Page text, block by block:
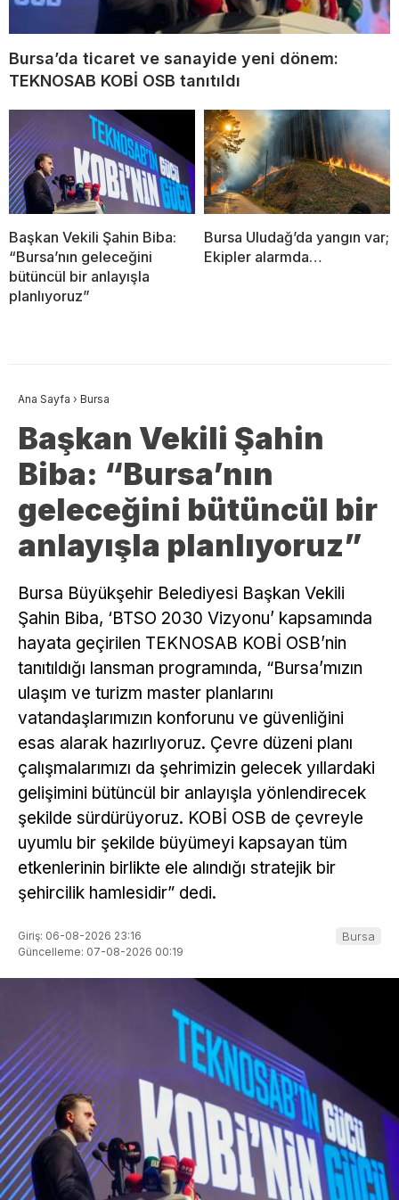
Bursa’da ticaret ve sanayide yeni dönem:
TEKNOSAB KOBİ OSB tanıtıldı
Başkan Vekili Şahin Biba:
“Bursa’nın geleceğini
bütüncül bir anlayışla
planlıyoruz”
Bursa Uludağ’da yangın var;
Ekipler alarmda…
Ana Sayfa › Bursa
Başkan Vekili Şahin
Biba: “Bursa’nın
geleceğini bütüncül bir
anlayışla planlıyoruz”
Bursa Büyükşehir Belediyesi Başkan Vekili
Şahin Biba, ‘BTSO 2030 Vizyonu’ kapsamında
hayata geçirilen TEKNOSAB KOBİ OSB’nin
tanıtıldığı lansman programında, “Bursa’mızın
ulaşım ve turizm master planlarını
vatandaşlarımızın konforunu ve güvenliğini
esas alarak hazırlıyoruz. Çevre düzeni planı
çalışmalarımızı da şehrimizin gelecek yıllardaki
gelişimini bütüncül bir anlayışla yönlendirecek
şekilde sürdürüyoruz. KOBİ OSB de çevreyle
uyumlu bir şekilde büyümeyi kapsayan tüm
etkenlerinin birlikte ele alındığı stratejik bir
şehircilik hamlesidir” dedi.
Giriş: 06-08-2026 23:16
Güncelleme: 07-08-2026 00:19
Bursa